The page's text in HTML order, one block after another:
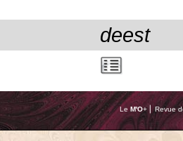
deest
Le M'O+ ⎢ Revue